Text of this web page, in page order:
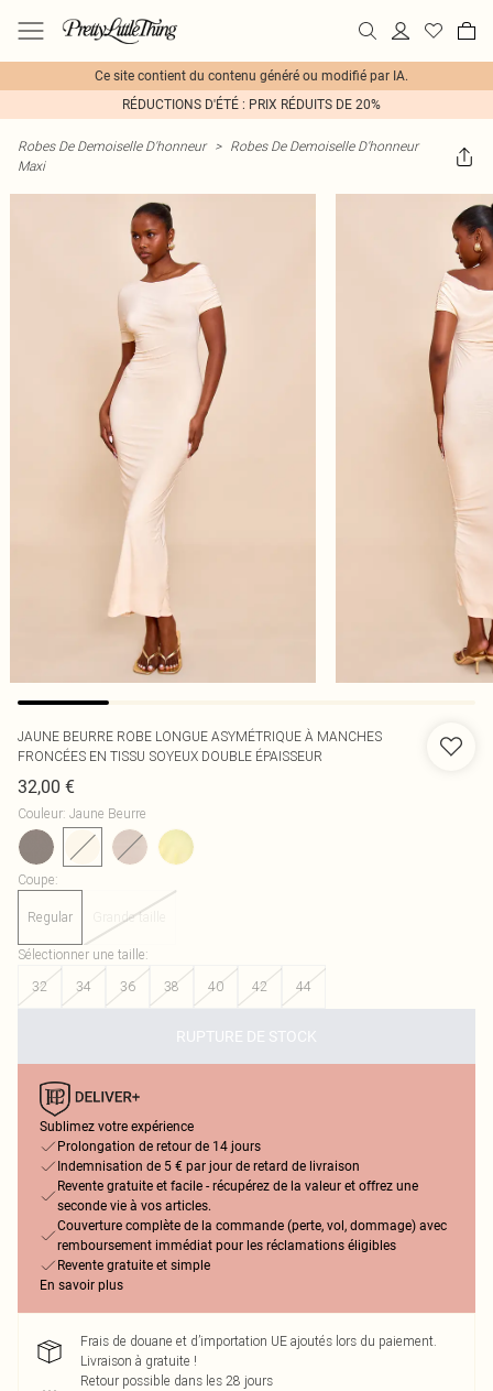
Ce site contient du contenu généré ou modifié par IA.
RÉDUCTIONS D'ÉTÉ : PRIX RÉDUITS DE 20%
Robes De Demoiselle D'honneur > Robes De Demoiselle D'honneur
Maxi
JAUNE BEURRE ROBE LONGUE ASYMÉTRIQUE À MANCHES
FRONCÉES EN TISSU SOYEUX DOUBLE ÉPAISSEUR
32,00 €
Couleur: Jaune Beurre
Coupe:
Regular Grande taille
Sélectionner une taille:
32
34 36 38 40 42 44
RUPTURE DE STOCK
Sublimez votre expérience
Prolongation de retour de 14 jours
Indemnisation de 5 € par jour de retard de livraison
Revente gratuite et facile - récupérez de la valeur et offrez une
seconde vie à vos articles.
Couverture complète de la commande (perte, vol, dommage) avec
remboursement immédiat pour les réclamations éligibles
Revente gratuite et simple
En savoir plus
Frais de douane et d’importation UE ajoutés lors du paiement.
Livraison à gratuite !
Retour possible dans les 28 jours